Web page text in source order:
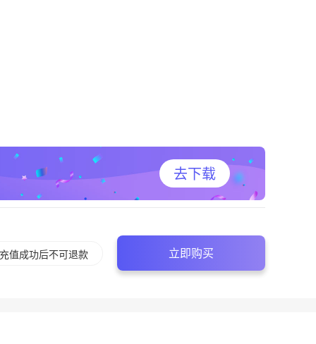
去下载
充值成功后不可退款 立即购买